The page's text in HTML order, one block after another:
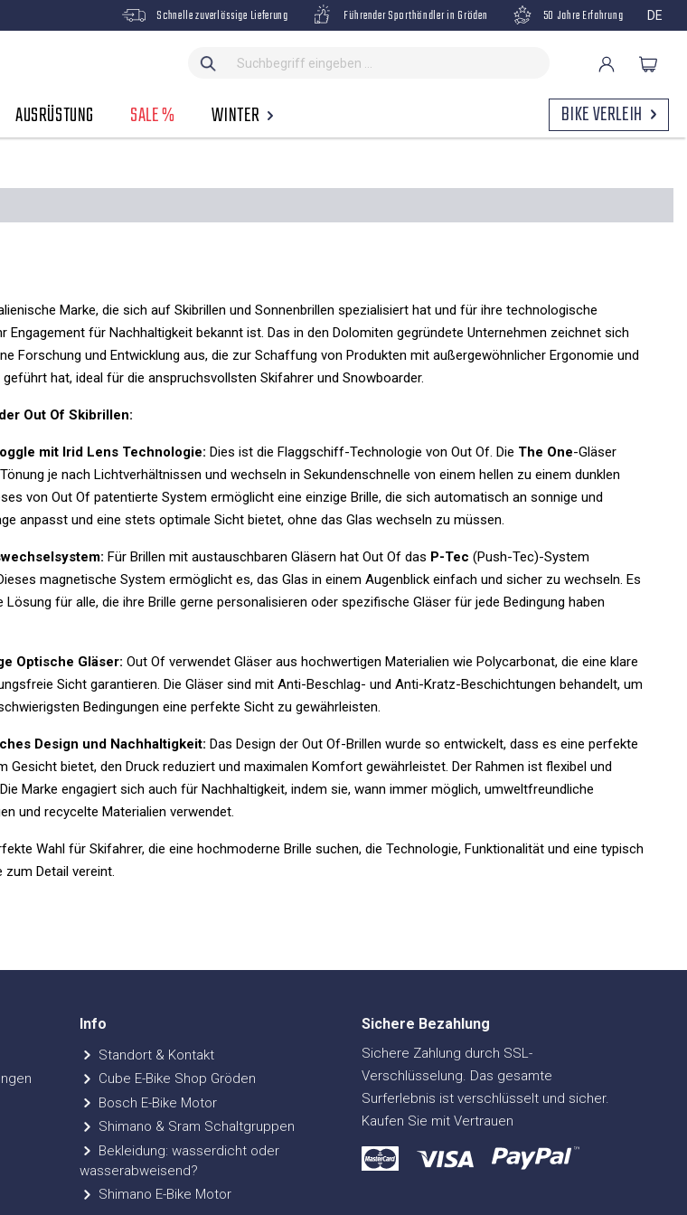
Schnelle zuverlässige Lieferung Führender Sporthändler in Gröden 50 Jahre Erfahrung DE
AUSRÜSTUNG SALE % WINTER BIKE VERLEIH
Marke, die sich auf Skibrillen und Sonnenbrillen spezialisiert hat und für ihre technologische
Engagement für Nachhaltigkeit bekannt ist. Das in den Dolomiten gegründete Unternehmen zeichnet sich
Forschung und Entwicklung aus, die zur Schaffung von Produkten mit außergewöhnlicher Ergonomie und
hat, ideal für die anspruchsvollsten Skifahrer und Snowboarder.
Out Of Skibrillen:
mit Irid Lens Technologie: Dies ist die Flaggschiff-Technologie von Out Of. Die The One-Gläser
je nach Lichtverhältnissen und wechseln in Sekundenschnelle von einem hellen zu einem dunklen
von Out Of patentierte System ermöglicht eine einzige Brille, die sich automatisch an sonnige und
anpasst und eine stets optimale Sicht bietet, ohne das Glas wechseln zu müssen.
Für Brillen mit austauschbaren Gläsern hat Out Of das P-Tec (Push-Tec)-System
magnetische System ermöglicht es, das Glas in einem Augenblick einfach und sicher zu wechseln. Es
Lösung für alle, die ihre Brille gerne personalisieren oder spezifische Gläser für jede Bedingung haben
Optische Gläser: Out Of verwendet Gläser aus hochwertigen Materialien wie Polycarbonat, die eine klare
Sicht garantieren. Die Gläser sind mit Anti-Beschlag- und Anti-Kratz-Beschichtungen behandelt, um
Bedingungen eine perfekte Sicht zu gewährleisten.
Design und Nachhaltigkeit: Das Design der Out Of-Brillen wurde so entwickelt, dass es eine perfekte
Gesicht bietet, den Druck reduziert und maximalen Komfort gewährleistet. Der Rahmen ist flexibel und
Marke engagiert sich auch für Nachhaltigkeit, indem sie, wann immer möglich, umweltfreundliche
und recycelte Materialien verwendet.
Wahl für Skifahrer, die eine hochmoderne Brille suchen, die Technologie, Funktionalität und eine typisch
zum Detail vereint.
Info
Standort & Kontakt
Cube E-Bike Shop Gröden
Bosch E-Bike Motor
Shimano & Sram Schaltgruppen
Bekleidung: wasserdicht oder
wasserabweisend?
Shimano E-Bike Motor
Sichere Bezahlung
Sichere Zahlung durch SSL-
Verschlüsselung. Das gesamte
Surferlebnis ist verschlüsselt und sicher.
Kaufen Sie mit Vertrauen